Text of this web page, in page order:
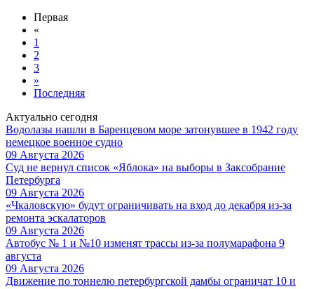
Первая
«
1
2
3
»
Последняя
Актуально сегодня
Водолазы нашли в Баренцевом море затонувшее в 1942 году
немецкое военное судно
09 Августа 2026
Суд не вернул список «Яблока» на выборы в Заксобрание
Петербурга
09 Августа 2026
«Чкаловскую» будут ограничивать на вход до декабря из-за
ремонта эскалаторов
09 Августа 2026
Автобус № 1 и №10 изменят трассы из-за полумарафона 9
августа
09 Августа 2026
Движение по тоннелю петербургской дамбы ограничат 10 и